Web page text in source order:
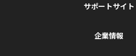
サポートサイト
企業情報